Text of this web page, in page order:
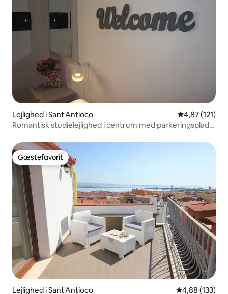
Lejlighed i Sant'Antioco 4,87 ud af 5 i
4,87 (121)
Romantisk studielejlighed i centrum med parkeringsplads.
Gæstefavorit
Gæstefavorit
Lejlighed i Sant'Antioco 4,88 ud af 5 i
4,88 (133)